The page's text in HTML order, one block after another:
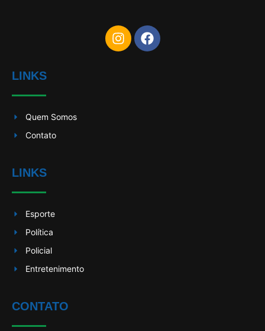
LINKS
Quem Somos
Contato
LINKS
Esporte
Política
Policial
Entretenimento
CONTATO